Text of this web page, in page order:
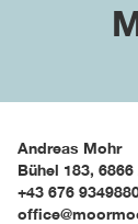
Andreas Mohr
Bühel 183, 6866
+43 676